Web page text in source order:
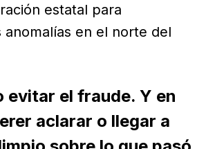
estatal para
anomalías en el norte del
evitar el fraude. Y en
aclarar o llegar a